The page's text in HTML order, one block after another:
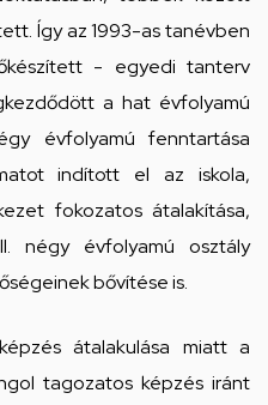
Így az 1993-as tanévben
- egyedi tanterv
a hat évfolyamú
évfolyamú fenntartása
indított el az iskola,
fokozatos átalakítása,
négy évfolyamú osztály
bővítése is.
átalakulása miatt a
tagozatos képzés iránt